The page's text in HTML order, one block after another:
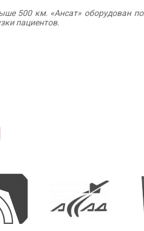
500 км. «Ансат» оборудован
пациентов.